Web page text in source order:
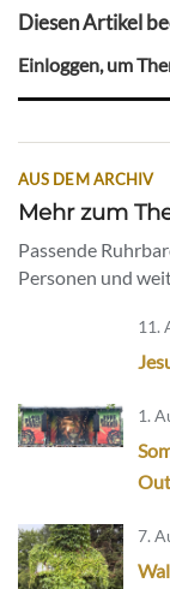
Diesen Artikel
Einloggen, um
AUS DEM ARCHIV
Mehr zum
Passende
Personen und
11.
1.
7.